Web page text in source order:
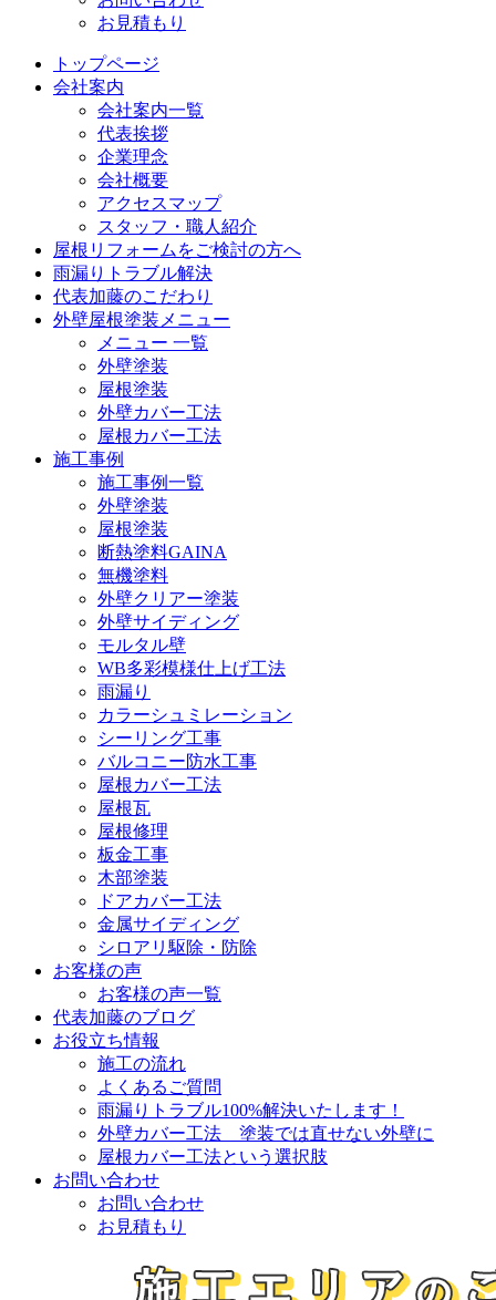
お見積もり
トップページ
会社案内
会社案内一覧
代表挨拶
企業理念
会社概要
アクセスマップ
スタッフ・職人紹介
屋根リフォームをご検討の方へ
雨漏りトラブル解決
代表加藤のこだわり
外壁屋根塗装メニュー
メニュー 一覧
外壁塗装
屋根塗装
外壁カバー工法
屋根カバー工法
施工事例
施工事例一覧
外壁塗装
屋根塗装
断熱塗料GAINA
無機塗料
外壁クリアー塗装
外壁サイディング
モルタル壁
WB多彩模様仕上げ工法
雨漏り
カラーシュミレーション
シーリング工事
バルコニー防水工事
屋根カバー工法
屋根瓦
屋根修理
板金工事
木部塗装
ドアカバー工法
金属サイディング
シロアリ駆除・防除
お客様の声
お客様の声一覧
代表加藤のブログ
お役立ち情報
施工の流れ
よくあるご質問
雨漏りトラブル100%解決いたします！
外壁カバー工法 塗装では直せない外壁に
屋根カバー工法という選択肢
お問い合わせ
お問い合わせ
お見積もり